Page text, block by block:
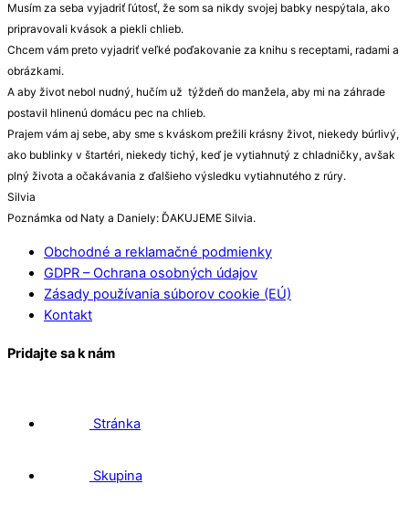
Musím za seba vyjadriť ľútosť, že som sa nikdy svojej babky nespýtala, ako
pripravovali kvások a piekli chlieb.
Chcem vám preto vyjadriť veľké poďakovanie za knihu s receptami, radami a
obrázkami.
A aby život nebol nudný, hučím už týždeň do manžela, aby mi na záhrade
postavil hlinenú domácu pec na chlieb.
Prajem vám aj sebe, aby sme s kváskom prežili krásny život, niekedy búrlivý,
ako bublinky v štartéri, niekedy tichý, keď je vytiahnutý z chladničky, avšak
plný života a očakávania z ďalšieho výsledku vytiahnutého z rúry.
Silvia
Poznámka od Naty a Daniely: ĎAKUJEME Silvia.
Obchodné a reklamačné podmienky
GDPR – Ochrana osobných údajov
Zásady používania súborov cookie (EÚ)
Kontakt
Pridajte sa k nám
Stránka
Skupina